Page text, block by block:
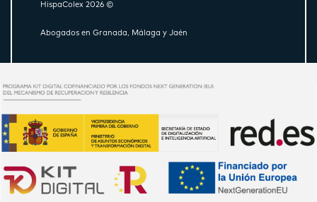
HispaColex 2026 ©
Abogados en Granada, Málaga y Jaén